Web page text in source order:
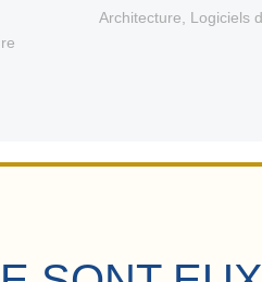
Architecture Logiciels